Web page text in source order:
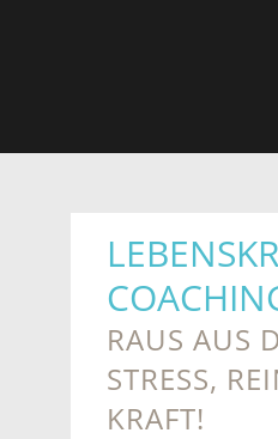
RAUS AUS
STRESS,
KRAFT!